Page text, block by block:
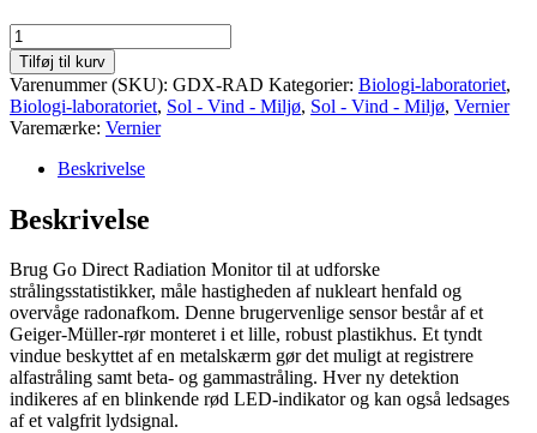
GoDirect
GM-
sensor
antal
Tilføj til kurv
Varenummer (SKU): GDX-RAD Kategorier: Biologi-laboratoriet,
Biologi-laboratoriet, Sol - Vind - Miljø, Sol - Vind - Miljø, Vernier
Varemærke: Vernier
Beskrivelse
Beskrivelse
Brug Go Direct Radiation Monitor til at udforske
strålingsstatistikker, måle hastigheden af nukleart henfald og
overvåge radonafkom. Denne brugervenlige sensor består af et
Geiger-Müller-rør monteret i et lille, robust plastikhus. Et tyndt
vindue beskyttet af en metalskærm gør det muligt at registrere
alfastråling samt beta- og gammastråling. Hver ny detektion
indikeres af en blinkende rød LED-indikator og kan også ledsages
af et valgfrit lydsignal.